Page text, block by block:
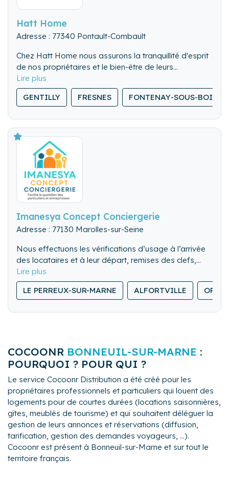
Hatt Home
Adresse : 77340 Pontault-Combault
Chez Hatt Home nous assurons la tranquillité d'esprit
de nos propriétaires et le bien-être de leurs
locataires, en offrant un service sur mesure et de
qualité, pour l'entretien et l'intendance de leur
résidence secondaire.
GENTILLY FRESNES FONTENAY-SOUS-BOIS
Imanesya Concept Conciergerie
Adresse : 77130 Marolles-sur-Seine
Nous effectuons les vérifications d’usage à l’arrivée
des locataires et à leur départ, remises des clefs,
visite des lieux. Nous pouvons également gérer les
locations de dernière minute.
Nous nettoyons de fond en comble l’ensemble du
logement.
Nous lavons, repassons et rangeons le linge de
LE PERREUX-SUR-MARNE ALFORTVILLE ORLY
COCOONR BONNEUIL-SUR-MARNE :
POURQUOI ? POUR QUI ?
Le service Cocoonr Distribution a été créé pour les
propriétaires professionnels et particuliers qui louent des
logements pour de courtes durées (locations saisonnières,
gîtes, meublés de tourisme) et qui souhaitent déléguer la
gestion de leurs annonces et réservations (diffusion,
tarification, gestion des demandes voyageurs, ...).
Cocoonr est présent à Bonneuil-sur-Marne et sur tout le
territoire français.